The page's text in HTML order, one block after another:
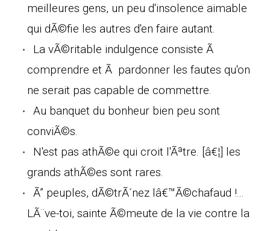
meilleures gens, un peu d'insolence aimable
qui dÃ©fie les autres d'en faire autant.
La vÃ©ritable indulgence consiste Ã
comprendre et Ã pardonner les fautes qu'on
ne serait pas capable de commettre.
Au banquet du bonheur bien peu sont
conviÃ©s.
N'est pas athÃ©e qui croit l'Ãªtre. [â€¦] les
grands athÃ©es sont rares.
Ã” peuples, dÃ©trÃ´nez lâ€™Ã©chafaud !...
LÃ¨ve-toi, sainte Ã©meute de la vie contre la